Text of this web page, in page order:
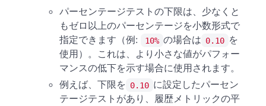
パーセンテージテストの下限は、少なくと
もゼロ以上のパーセンテージを小数形式で
指定できます（例:
10% の場合は 0.10 を
使用）。これは、より小さな値がパフォー
マンスの低下を示す場合に使用されます。
例えば、下限を 0.10 に設定したパーセン
テージテストがあり、履歴メトリックの平